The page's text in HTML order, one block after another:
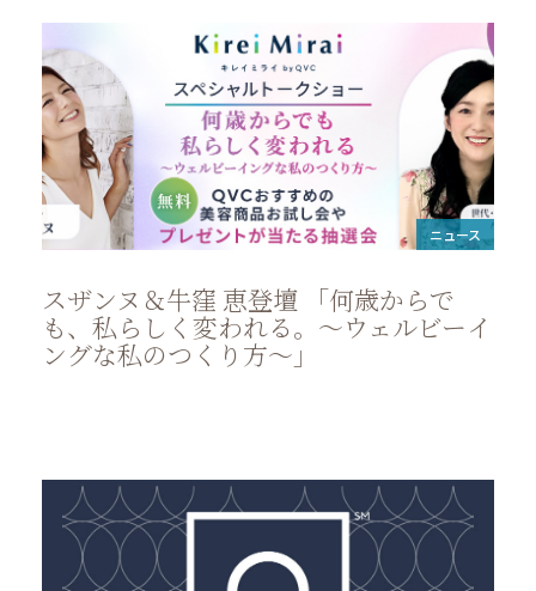
ニュース
スザンヌ＆牛窪 恵登壇 「何歳からで
も、私らしく変われる。～ウェルビーイ
ングな私のつくり方～」